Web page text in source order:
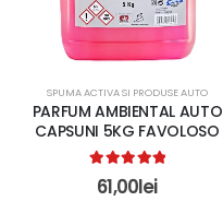
SPUMA ACTIVA SI PRODUSE AUTO
PARFUM AMBIENTAL AUTO
CAPSUNI 5KG FAVOLOSO
5.00 out of 5
61,00lei